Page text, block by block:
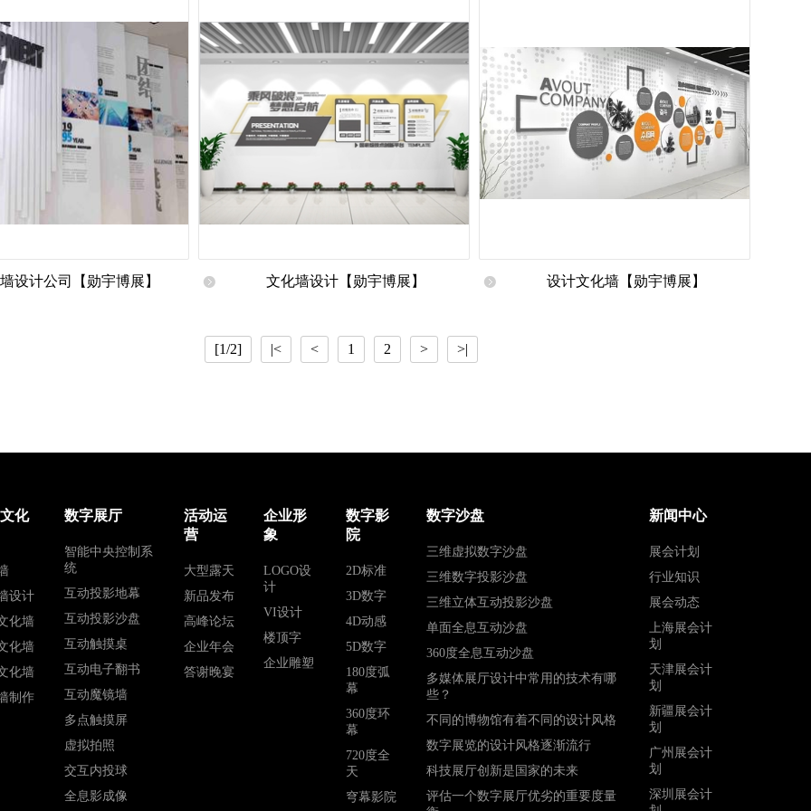
设计公司|
设计公司【勋宇博展】 文化墙设计【勋宇博展】 设计文化墙【勋宇博展】
[1/2] |< < 1 2 > >|
化
设计
化墙
化墙
化墙
制作
数字展厅
智能中央控制系
统
互动投影地幕
互动投影沙盘
互动触摸桌
互动电子翻书
互动魔镜墙
多点触摸屏
虚拟拍照
交互内投球
全息影成像
活动运
营
大型露天
新品发布
高峰论坛
企业年会
答谢晚宴
企业形
象
LOGO设
计
VI设计
楼顶字
企业雕塑
数字影
院
2D标准
3D数字
4D动感
5D数字
180度弧
幕
360度环
幕
720度全
天
穹幕影院
数字沙盘
三维虚拟数字沙盘
三维数字投影沙盘
三维立体互动投影沙盘
单面全息互动沙盘
360度全息互动沙盘
多媒体展厅设计中常用的技术有哪
些？
不同的博物馆有着不同的设计风格
数字展览的设计风格逐渐流行
科技展厅创新是国家的未来
评估一个数字展厅优劣的重要度量
新闻中心
展会计划
行业知识
展会动态
上海展会计
划
天津展会计
划
新疆展会计
划
广州展会计
划
深圳展会计